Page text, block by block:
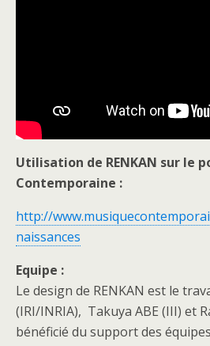
Utilisation de RENKAN sur le
Contemporaine :
http://
naissances
Equipe :
Le design de RENKAN est le
(IRI/INRIA), Takuya ABE (III) et
bénéficié du support des